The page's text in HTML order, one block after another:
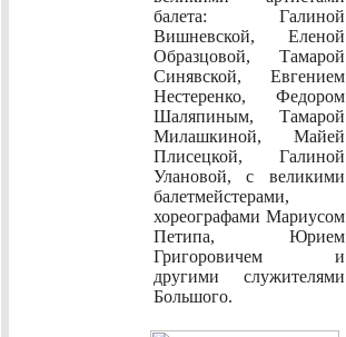
балета: Галиной
Вишневской, Еленой
Образцовой, Тамарой
Синявской, Евгением
Нестеренко, Федором
Шаляпиным, Тамарой
Милашкиной, Майей
Плисецкой, Галиной
Улановой, с великими
балетмейстерами,
хореографами Мариусом
Петипа, Юрием
Григоровичем и
другими служителями
Большого.